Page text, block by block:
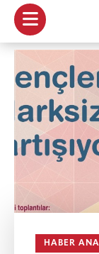
HABER